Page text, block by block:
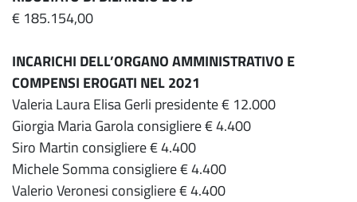
€ 185.154,00
INCARICHI DELL’ORGANO AMMINISTRATIVO E
COMPENSI EROGATI NEL 2021
Valeria Laura Elisa Gerli presidente € 12.000
Giorgia Maria Garola consigliere € 4.400
Siro Martin consigliere € 4.400
Michele Somma consigliere € 4.400
Valerio Veronesi consigliere € 4.400